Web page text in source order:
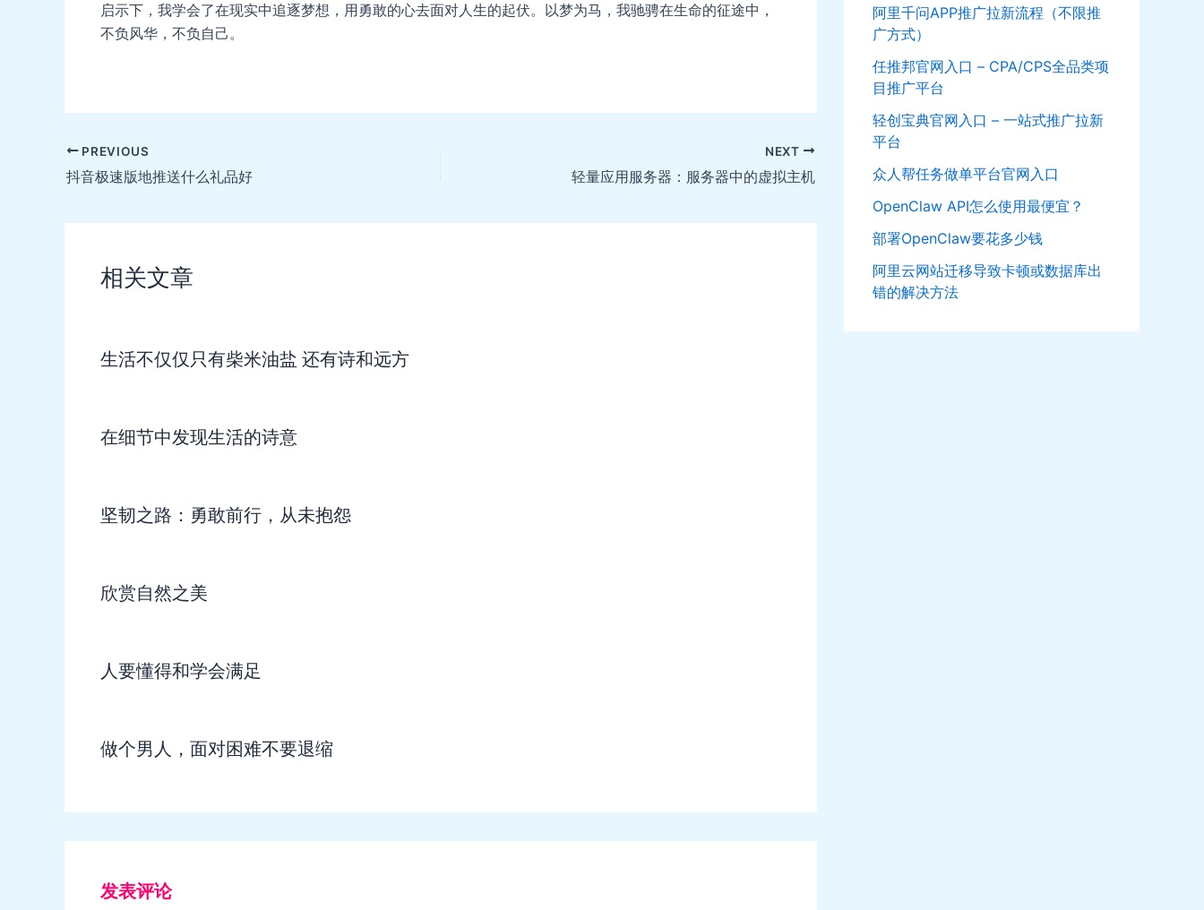
启示下，我学会了在现实中追逐梦想，用勇敢的心去面对人生的起伏。以梦为马，我驰骋在生命的征途中，
不负风华，不负自己。
Post
navigation
PREVIOUS
抖音极速版地推送什么礼品好
NEXT
轻量应用服务器：服务器中的虚拟主机
相关文章
生活不仅仅只有柴米油盐 还有诗和远方
在细节中发现生活的诗意
坚韧之路：勇敢前行，从未抱怨
欣赏自然之美
人要懂得和学会满足
做个男人，面对困难不要退缩
发表评论
阿里千问APP推广拉新流程（不限推
广方式）
任推邦官网入口 – CPA/CPS全品类项
目推广平台
轻创宝典官网入口 – 一站式推广拉新
平台
众人帮任务做单平台官网入口
OpenClaw API怎么使用最便宜？
部署OpenClaw要花多少钱
阿里云网站迁移导致卡顿或数据库出
错的解决方法